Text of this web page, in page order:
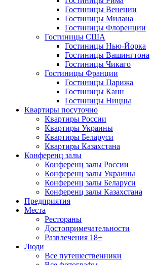
Гостиницы Венеции
Гостиницы Милана
Гостиницы Флоренции
Гостиницы США
Гостиницы Нью-Йорка
Гостиницы Вашингтона
Гостиницы Чикаго
Гостиницы Франции
Гостиницы Парижа
Гостиницы Канн
Гостиницы Ниццы
Квартиры посуточно
Квартиры России
Квартиры Украины
Квартиры Беларуси
Квартиры Казахстана
Конференц залы
Конференц залы России
Конференц залы Украины
Конференц залы Беларуси
Конференц залы Казахстана
Предприятия
Места
Рестораны
Достопримечательности
Развлечения 18+
Люди
Все путешественники